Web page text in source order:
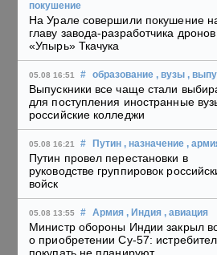
покушение
На Урале совершили покушение
главу завода-разработчика дронов
«Упырь» Ткачука
05.08 16:51 # образование , вузы ,
Выпускники все чаще стали
для поступления иностранные
российские колледжи
05.08 16:21 # Путин , назначение ,
Путин провел перестановки в
руководстве группировок
войск
05.08 13:55 # Армия , Индия , авиация
Министр обороны Индии закрыл
о приобретении Су-57: